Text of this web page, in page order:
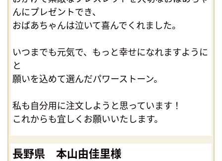
んにプレゼントでき、
おばあちゃんは泣いて喜んでくれました。
いつまでも元気で、もっと幸せになれますように
と
願いを込めて選んだパワーストーン。
私も自分用に注文しようと思っています！
これからも宜しくお願いいたします。
長野県 本山由佳里様